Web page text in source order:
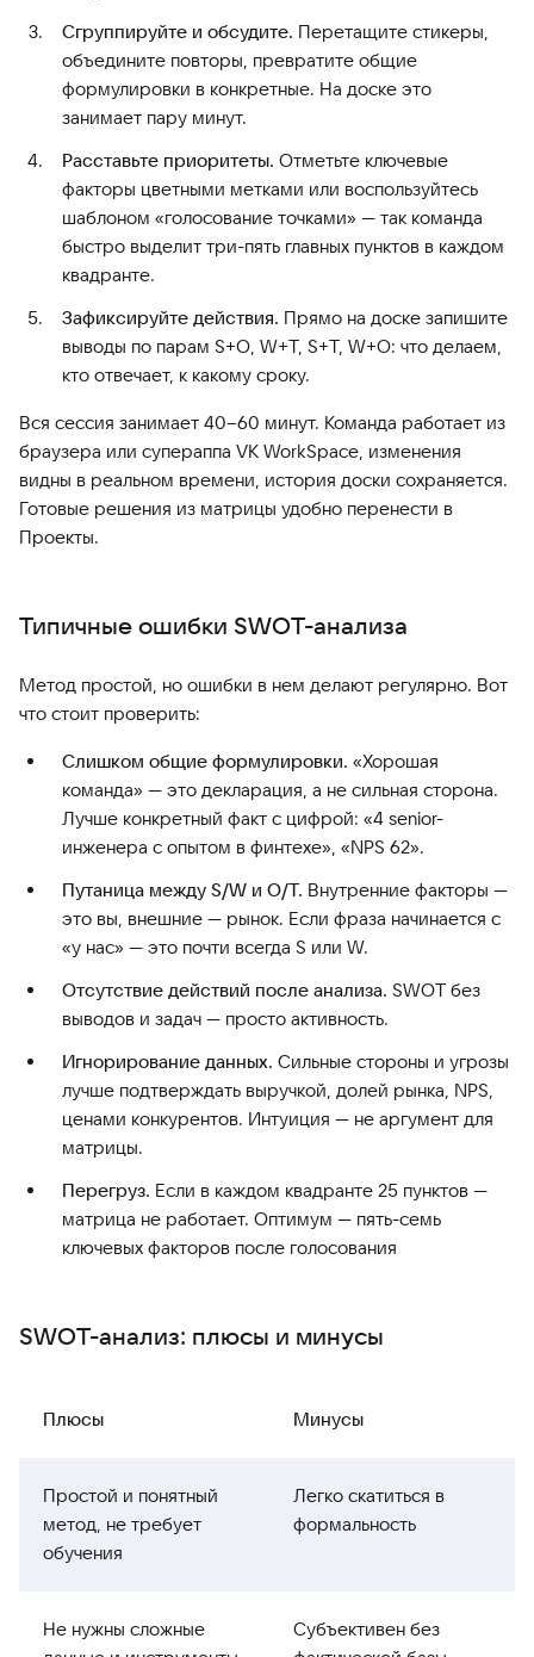
Сгруппируйте и обсудите. Перетащите стикеры,
объедините повторы, превратите общие
формулировки в конкретные. На доске это
занимает пару минут.
Расставьте приоритеты. Отметьте ключевые
факторы цветными метками или воспользуйтесь
шаблоном «голосование точками» — так команда
быстро выделит три-пять главных пунктов в каждом
квадранте.
Зафиксируйте действия. Прямо на доске запишите
выводы по парам S+O, W+T, S+T, W+O: что делаем,
кто отвечает, к какому сроку.
Вся сессия занимает 40–60 минут. Команда работает из
браузера или супераппа VK WorkSpace, изменения
видны в реальном времени, история доски сохраняется.
Готовые решения из матрицы удобно перенести в
Проекты.
Типичные ошибки SWOT-анализа
Метод простой, но ошибки в нем делают регулярно. Вот
что стоит проверить:
Слишком общие формулировки. «Хорошая
команда» — это декларация, а не сильная сторона.
Лучше конкретный факт с цифрой: «4 senior-
инженера с опытом в финтехе», «NPS 62».
Путаница между S/W и O/T. Внутренние факторы —
это вы, внешние — рынок. Если фраза начинается с
«у нас» — это почти всегда S или W.
Отсутствие действий после анализа. SWOT без
выводов и задач — просто активность.
Игнорирование данных. Сильные стороны и угрозы
лучше подтверждать выручкой, долей рынка, NPS,
ценами конкурентов. Интуиция — не аргумент для
матрицы.
Перегруз. Если в каждом квадранте 25 пунктов —
матрица не работает. Оптимум — пять-семь
ключевых факторов после голосования
SWOT-анализ: плюсы и минусы
Плюсы Минусы
Простой и понятный
метод, не требует
обучения
Легко скатиться в
формальность
Не нужны сложные
Субъективен без